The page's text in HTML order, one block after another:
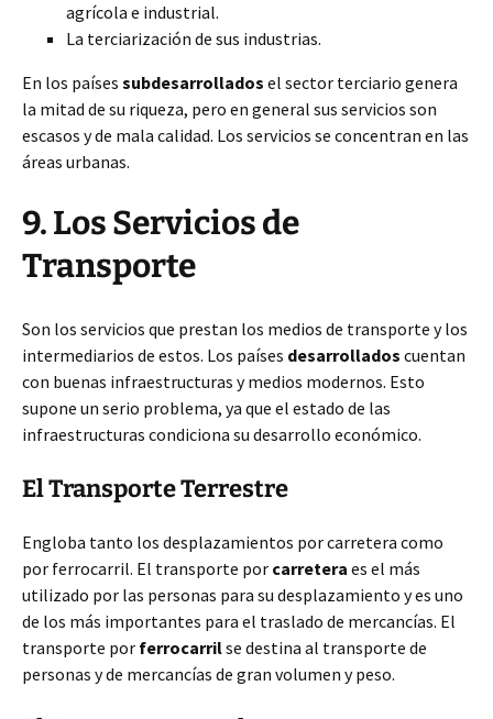
agrícola e industrial.
La terciarización de sus industrias.
En los países subdesarrollados el sector terciario genera
la mitad de su riqueza, pero en general sus servicios son
escasos y de mala calidad. Los servicios se concentran en las
áreas urbanas.
9. Los Servicios de
Transporte
Son los servicios que prestan los medios de transporte y los
intermediarios de estos. Los países desarrollados cuentan
con buenas infraestructuras y medios modernos. Esto
supone un serio problema, ya que el estado de las
infraestructuras condiciona su desarrollo económico.
El Transporte Terrestre
Engloba tanto los desplazamientos por carretera como
por ferrocarril. El transporte por carretera es el más
utilizado por las personas para su desplazamiento y es uno
de los más importantes para el traslado de mercancías. El
transporte por ferrocarrilse destina al transporte de
personas y de mercancías de gran volumen y peso.